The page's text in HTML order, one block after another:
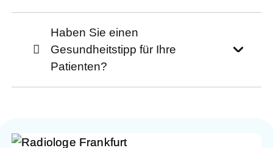
Haben Sie einen
Gesundheitstipp für Ihre
Patienten?